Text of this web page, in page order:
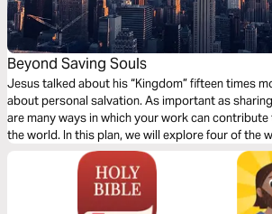
Beyond Saving Souls
Jesus talked about his “Kingdom” fifteen times
about personal salvation. As important as
are many ways in which your work can contribute
the world. In this plan, we will explore four of the
for eternity beyond “saving souls.”